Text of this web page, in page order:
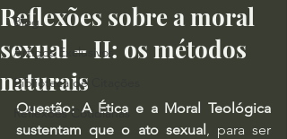
Blog
Artigos Exclusivos
Biblioteca de Citações
Reflexões Cotidianas
Reflexões sobre a moral
sexual – II: os métodos
naturais
Questão: A Ética e a Moral Teológica
sustentam que o ato sexual, para ser